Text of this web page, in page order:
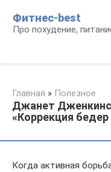
контенту
Фитнес-best
Про похудение,
Главная » Полезное
Джанет
«Коррекция
Когда активная